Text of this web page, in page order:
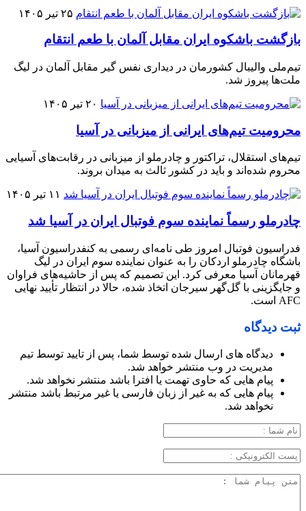
۲۵ تیر ۱۴۰۵
بازگشت باشکوه ایران مقابل آلمان با طعم انتقام
تیم‌ملی والیبال کشورمان در دیداری نفس گیر مقابل آلمان در لیگ
ملت‌ها پیروز شد.
۲۰ تیر ۱۴۰۵
محرومیت تیم‌های ایرانی از میزبانی در آسیا
تیم‌های استقلال، تراکتور و چادرملو از میزبانی در رقابت‌های آسیایی
محروم شده‌اند و باید در کشور ثالث به میدان بروند.
۱۱ تیر ۱۴۰۵
چادرملو رسماً نماینده سوم فوتبال ایران در آسیا شد
فدراسیون فوتبال امروز طی نامه‌ای رسمی به کنفدراسیون آسیا،
باشگاه چادرملو اردکان را به عنوان نماینده سوم ایران در لیگ
قهرمانان آسیا معرفی کرد. این تصمیم که پس از حاشیه‌های فراوان
و جایگزینی با گل‌گهر سیرجان اتخاذ شده، حالا در انتظار تأیید نهایی
AFC است.
ثبت دیدگاه
دیدگاه های ارسال شده توسط شما، پس از تایید توسط تیم
مدیریت در وب منتشر خواهد شد.
پیام هایی که حاوی تهمت یا افترا باشد منتشر نخواهد شد.
پیام هایی که به غیر از زبان فارسی یا غیر مرتبط باشد منتشر
نخواهد شد.